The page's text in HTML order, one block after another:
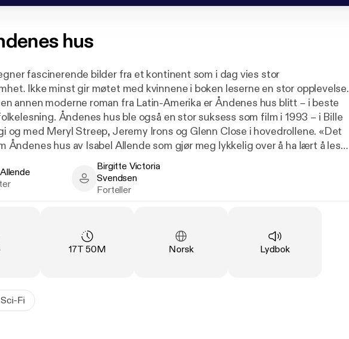
hus
fascinerende bilder fra et kontinent som i dag vies stor
Ikke minst gir møtet med kvinnene i boken leserne en stor opplevelse.
annen moderne roman fra Latin-Amerika er Åndenes hus blitt – i beste
Åndenes hus ble også en stor suksess som film i 1993 – i Bille
og med Meryl Streep, Jeremy Irons og Glenn Close i hovedrollene. «Det
Åndenes hus av Isabel Allende som gjør meg lykkelig over å ha lært å lese.
et mirakel. Punktum.» Tor Edvin Dahl, Aftenposten «En gang imellom
seilende en roman med stor R… en fargerik familiesaga full av myter og
9 av 10) Tinic Talén, VG «Spennende, dramatisk, overveldende.
- Author Birgitte Victoria Svendsen - Narrator
Birgitte Victoria
Svendsen
Forteller
Varighet:
17T 50M Språk:
Norsk Type:
Lydbok
Fi